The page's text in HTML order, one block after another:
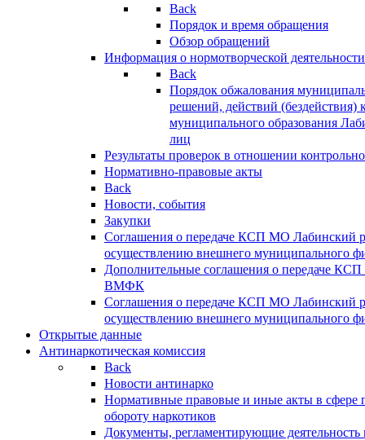
Back
Порядок и время обращения
Обзор обращений
Информация о нормотворческой деятельности
Back
Порядок обжалования
решений, действий (бездействия)
муниципального образования
лиц
Результаты проверок в отношении
Нормативно-правовые акты
Back
Новости, события
Закупки
Соглашения о передаче КСП МО Лабинский
осуществлению внешнего муниципального
Дополнительные соглашения о передаче
ВМФК
Соглашения о передаче КСП МО Лабинский
осуществлению внешнего муниципального
Открытые данные
Антинаркотическая комиссия
Back
Новости антинарко
Нормативные правовые и иные акты в сфере
обороту наркотиков
Документы, регламентирующие деятельность